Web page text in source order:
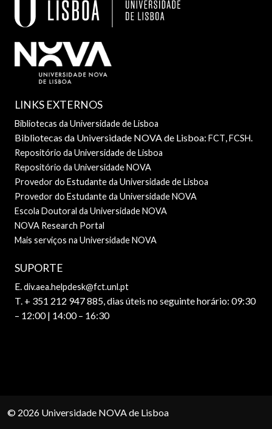
LINKS EXTERNOS
Bibliotecas da Universidade de Lisboa
Bibliotecas da Universidade NOVA de Lisboa: FCT,FCSH.
Repositório da Universidade de Lisboa
Repositório da Universidade NOVA
Provedor do Estudante da Universidade de Lisboa
Provedor do Estudante da Universidade NOVA
Escola Doutoral da Universidade NOVA
NOVA Research Portal
Mais serviços na Universidade NOVA
SUPORTE
E.div.aea.helpdesk@fct.unl.pt
T. + 351 212 947 885, dias úteis no seguinte horário: 09:30
– 12:00 | 14:00 – 16:30
© 2026 Universidade NOVA de Lisboa